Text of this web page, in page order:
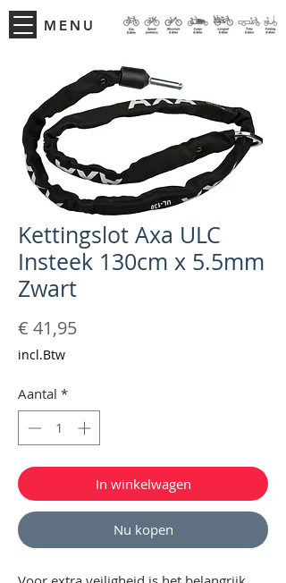
MENU
Kettingslot Axa ULC
Insteek 130cm x 5.5mm
Zwart
€ 41,95Prijs
incl.Btw
Aantal *
In winkelwagen
Nu kopen